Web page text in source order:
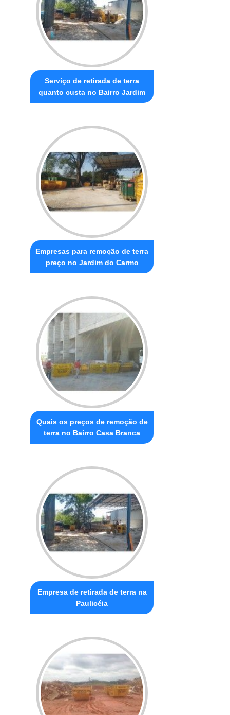
Serviço de retirada de terra
quanto custa no Bairro Jardim
Empresas para remoção de terra
preço no Jardim do Carmo
Quais os preços de remoção de
terra no Bairro Casa Branca
Empresa de retirada de terra na
Paulicéia